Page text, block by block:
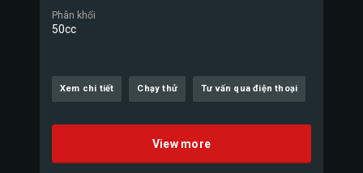
Phân khối
50cc
Xem chi tiết Chạy thử Tư vấn qua điện thoại
View more